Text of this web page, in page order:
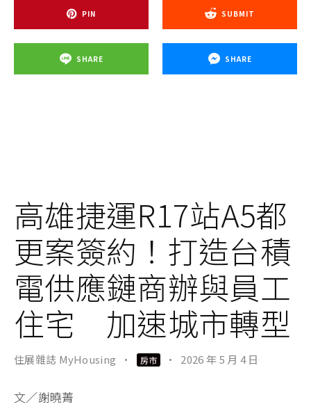
PIN SUBMIT
SHARE SHARE
高雄捷運R17站A5都
更案簽約！打造台積
電供應鏈商辦與員工
住宅 加速城市轉型
住展雜誌 MyHousing · 房市 · 2026 年 5 月 4 日
文／謝曉菁